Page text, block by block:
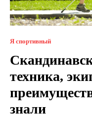
Я спортивный
техника,
знали